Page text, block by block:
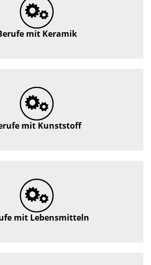
mit Keramik
mit Kunststoff
mit Lebensmitteln